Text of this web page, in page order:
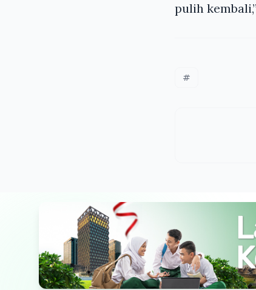
pulih
#